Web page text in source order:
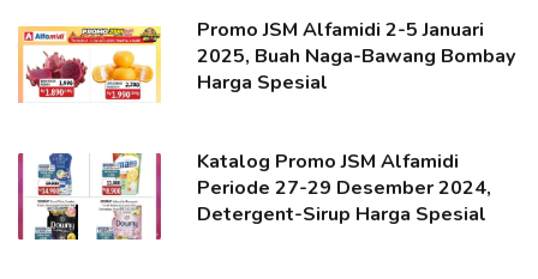
Promo JSM Alfamidi 2-5 Januari
2025, Buah Naga-Bawang Bombay
Harga Spesial
Katalog Promo JSM Alfamidi
Periode 27-29 Desember 2024,
Detergent-Sirup Harga Spesial